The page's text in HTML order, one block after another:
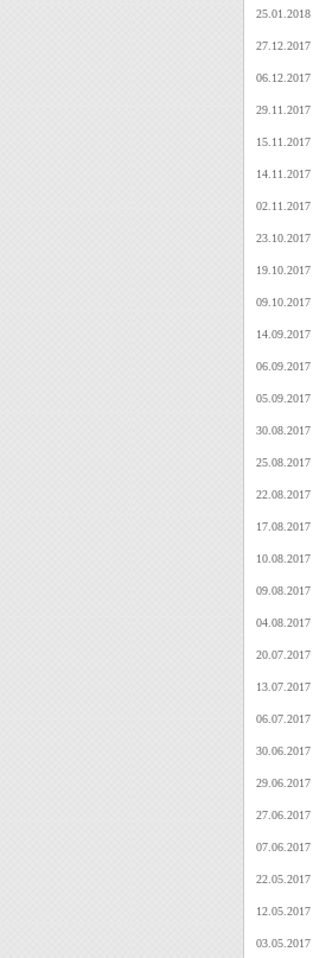
25.01.2018
27.12.2017
06.12.2017
29.11.2017
15.11.2017
14.11.2017
02.11.2017
23.10.2017
19.10.2017
09.10.2017
14.09.2017
06.09.2017
05.09.2017
30.08.2017
25.08.2017
22.08.2017
17.08.2017
10.08.2017
09.08.2017
04.08.2017
20.07.2017
13.07.2017
06.07.2017
30.06.2017
29.06.2017
27.06.2017
07.06.2017
22.05.2017
12.05.2017
03.05.2017